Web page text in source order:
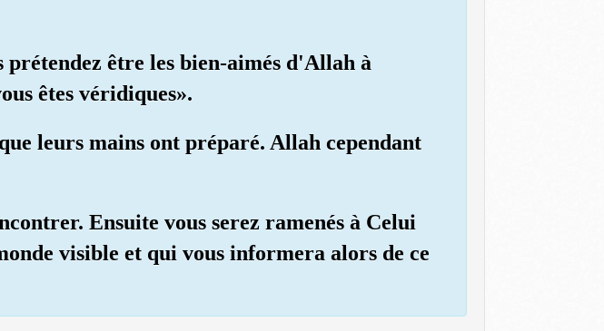
être les bien-aimés d'Allah à
êtes véridiques».
leurs mains ont préparé. Allah cependant
Ensuite vous serez ramenés à Celui
visible et qui vous informera alors de ce